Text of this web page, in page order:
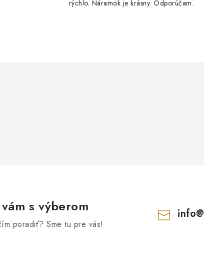
rýchlo. Náramok je krásny. Odporúčam.
s výberom
poradiť? Sme tu pre vás!
info@